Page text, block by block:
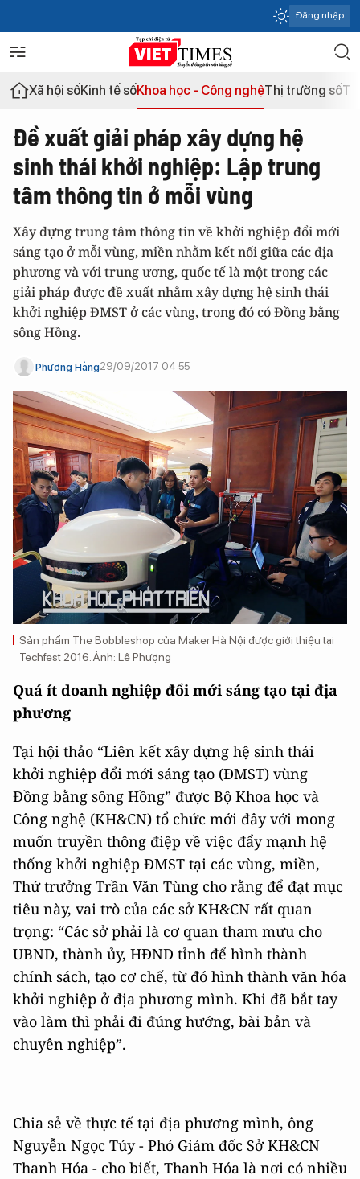
Đăng nhập
Xã hội sốKinh tế sốKhoa học - Công nghệThị trường số
Đề xuất giải pháp xây dựng hệ
sinh thái khởi nghiệp: Lập trung
tâm thông tin ở mỗi vùng
Xây dựng trung tâm thông tin về khởi nghiệp đổi mới
sáng tạo ở mỗi vùng, miền nhằm kết nối giữa các địa
phương và với trung ương, quốc tế là một trong các
giải pháp được đề xuất nhằm xây dựng hệ sinh thái
khởi nghiệp ĐMST ở các vùng, trong đó có Đồng bằng
sông Hồng.
Phượng Hằng29/09/2017 04:55
Sản phẩm The Bobbleshop của Maker Hà Nội được giới thiệu tại
Techfest 2016. Ảnh: Lê Phượng
Quá ít doanh nghiệp đổi mới sáng tạo tại địa
phương
Tại hội thảo “Liên kết xây dựng hệ sinh thái
khởi nghiệp đổi mới sáng tạo (ĐMST) vùng
Đồng bằng sông Hồng” được Bộ Khoa học và
Công nghệ (KH&CN) tổ chức mới đây với mong
muốn truyền thông điệp về việc đẩy mạnh hệ
thống khởi nghiệp ĐMST tại các vùng, miền,
Thứ trưởng Trần Văn Tùng cho rằng để đạt mục
tiêu này, vai trò của các sở KH&CN rất quan
trọng: “Các sở phải là cơ quan tham mưu cho
UBND, thành ủy, HĐND tỉnh để hình thành
chính sách, tạo cơ chế, từ đó hình thành văn hóa
khởi nghiệp ở địa phương mình. Khi đã bắt tay
vào làm thì phải đi đúng hướng, bài bản và
chuyên nghiệp”.
Chia sẻ về thực tế tại địa phương mình, ông
Nguyễn Ngọc Túy - Phó Giám đốc Sở KH&CN
Thanh Hóa - cho biết, Thanh Hóa là nơi có nhiều